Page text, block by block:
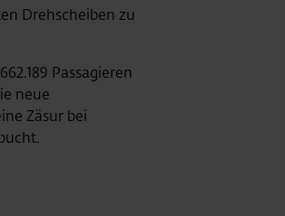
Drehscheiben zu
Passagieren
neue
Zäsur bei